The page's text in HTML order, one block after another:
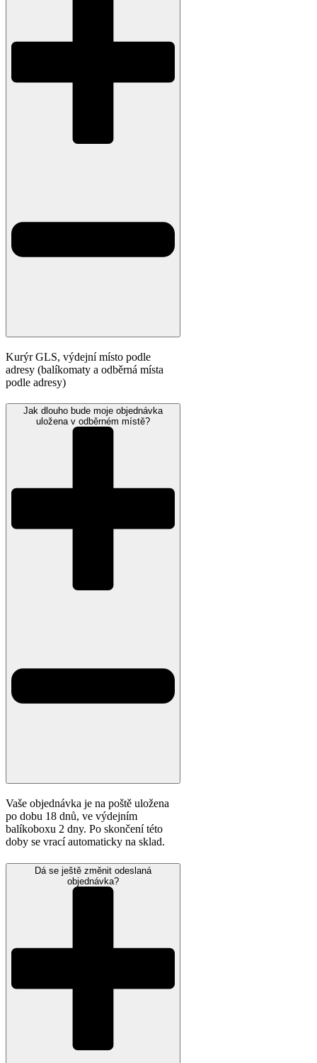
Kurýr GLS, výdejní místo podle
adresy (balíkomaty a odběrná místa
podle adresy)
Jak dlouho bude moje objednávka
uložena v odběrném místě?
Vaše objednávka je na poště uložena
po dobu 18 dnů, ve výdejním
balíkoboxu 2 dny. Po skončení této
doby se vrací automaticky na sklad.
Dá se ještě změnit odeslaná
objednávka?